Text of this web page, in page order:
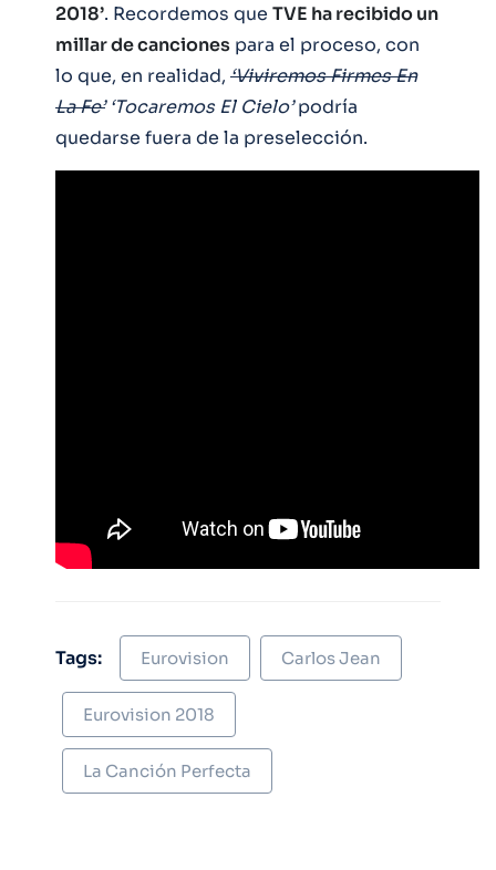
2018’. Recordemos que TVE ha recibido un
millar de canciones para el proceso, con
lo que, en realidad, ‘Viviremos Firmes En
La Fe’‘Tocaremos El Cielo’podría
quedarse fuera de la preselección.
Tags: Eurovision Carlos Jean
Eurovision 2018
La Canción Perfecta